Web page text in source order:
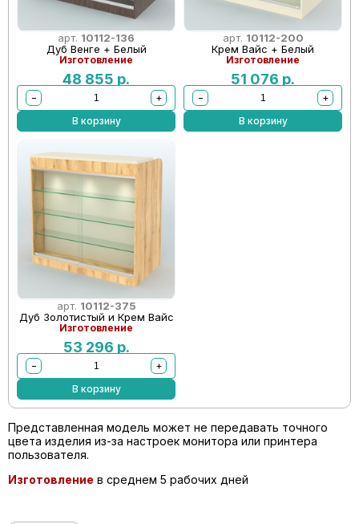
арт. 10112-136
Дуб Венге + Белый
Изготовление
48 855 р.
−
+
В корзину
арт. 10112-200
Крем Вайс + Белый
Изготовление
51 076 р.
−
+
В корзину
арт. 10112-375
Дуб Золотистый и Крем Вайс
Изготовление
53 296 р.
−
+
В корзину
Представленная модель может не передавать точного
цвета изделия из-за настроек монитора или принтера
пользователя.
Изготовление в среднем 5 рабочих дней